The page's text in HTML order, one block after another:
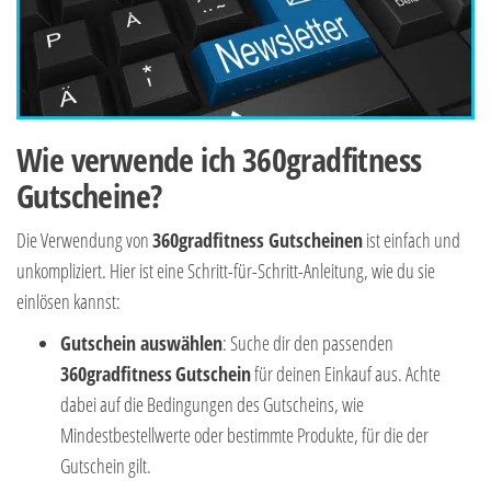
Wie verwende ich 360gradfitness
Gutscheine?
Die Verwendung von360gradfitness Gutscheinenist einfach und
unkompliziert. Hier ist eine Schritt-für-Schritt-Anleitung, wie du sie
einlösen kannst:
Gutschein auswählen: Suche dir den passenden
360gradfitnessGutscheinfür deinen Einkauf aus. Achte
dabei auf die Bedingungen des Gutscheins, wie
Mindestbestellwerte oder bestimmte Produkte, für die der
Gutschein gilt.